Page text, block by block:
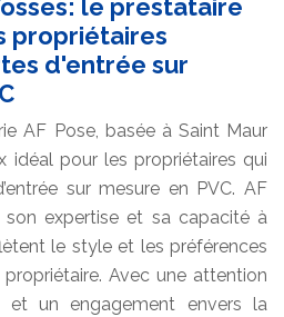
le prestataire
propriétaires
d'entrée sur
AF Pose, basée à Saint Maur
idéal pour les propriétaires qui
sur mesure en PVC. AF
son expertise et sa capacité à
le style et les préférences
Avec une attention
et un engagement envers la